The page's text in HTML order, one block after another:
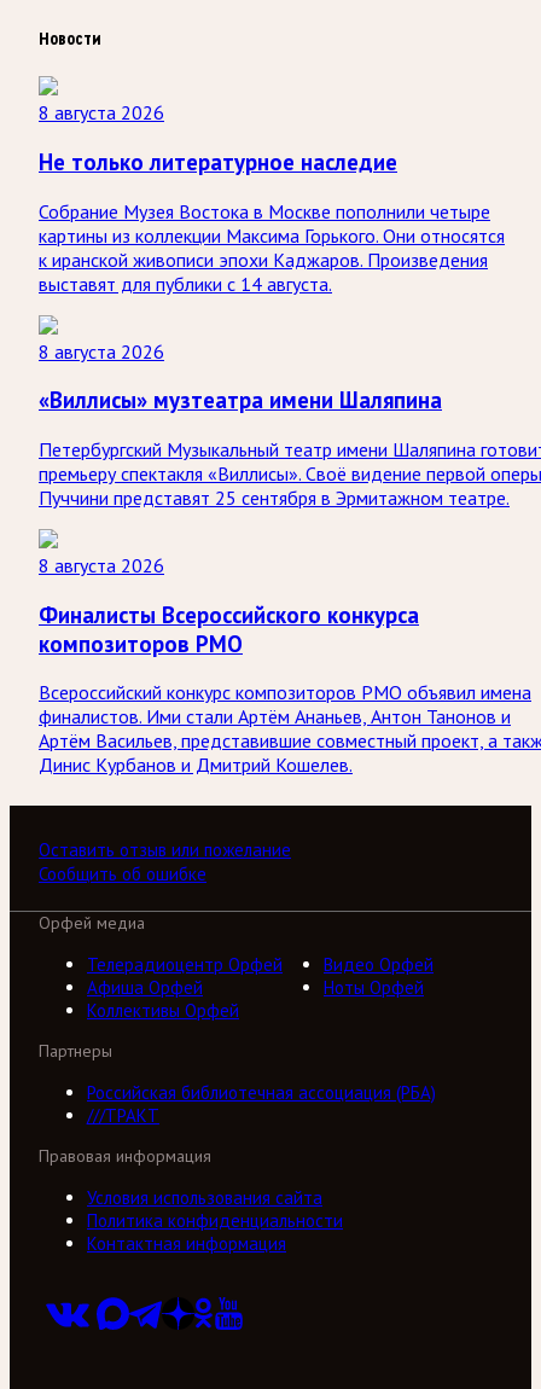
Новости
8 августа 2026
Не только литературное наследие
Собрание Музея Востока в Москве пополнили четыре
картины из коллекции Максима Горького. Они относятся
к иранской живописи эпохи Каджаров. Произведения
выставят для публики с 14 августа.
8 августа 2026
«Виллисы» музтеатра имени Шаляпина
Петербургский Музыкальный театр имени Шаляпина
премьеру спектакля «Виллисы». Своё видение первой оперы
Пуччини представят 25 сентября в Эрмитажном театре.
8 августа 2026
Финалисты Всероссийского конкурса
композиторов РМО
Всероссийский конкурс композиторов РМО объявил имена
финалистов. Ими стали Артём Ананьев, Антон Танонов и
Артём Васильев, представившие совместный проект, а
Динис Курбанов и Дмитрий Кошелев.
Оставить отзыв или пожелание
Сообщить об ошибке
Орфей медиа
Телерадиоцентр Орфей
Видео Орфей
Афиша Орфей
Ноты Орфей
Коллективы Орфей
Партнеры
Российская библиотечная ассоциация (РБА)
///ТРАКТ
Правовая информация
Условия использования сайта
Политика конфиденциальности
Контактная информация